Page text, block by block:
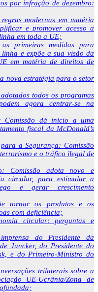
por infração de dezembro:
modernas em matéria
e promover acesso a
em toda a UE;
as primeiras medidas para
e expõe a sua visão da
em matéria de direitos de
nova estratégia para o setor
todos os programas
agora centrar-se na
Comissão dá início a uma
fiscal da McDonald’s
a Segurança: Comissão
e o tráfico ilegal de
Comissão adota novo e
circular, para estimular a
e gerar crescimento
tornar os produtos e os
com deficiência;
circular: perguntas e
do Presidente da
Juncker, do Presidente do
e do Primeiro-Ministro do
trilaterais sobre a
UE-Ucrânia/Zona de